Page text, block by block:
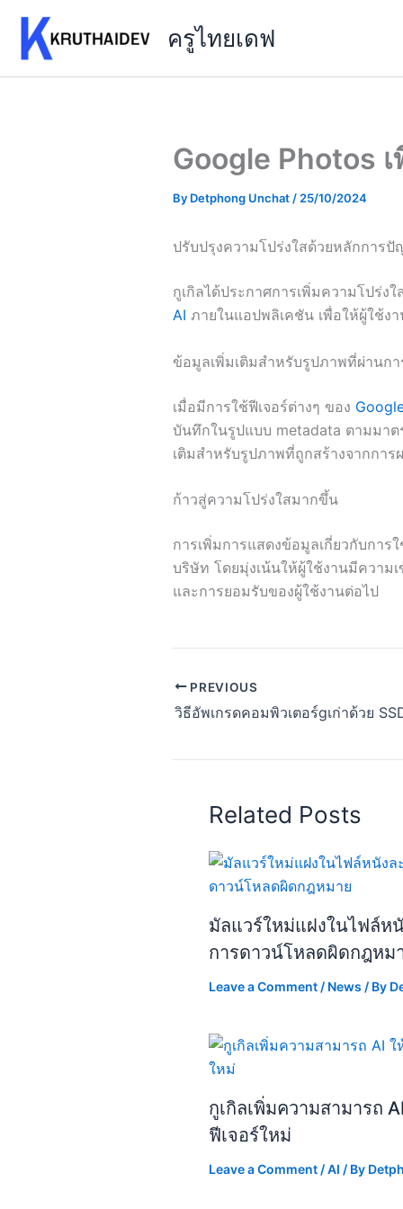
content
ครูไทยเดฟ
Google Photos
By Detphong Unchat / 25/10/2024
ปรับปรุงความโปร่งใสด้วยหลักการ
กูเกิลได้ประกาศการเพิ่มความโปร่ง
AI ภายในแอปพลิเคชัน เพื่อให้ผู้ใช้ง
ข้อมูลเพิ่มเติมสำหรับรูปภาพที่ผ่านก
เมื่อมีการใช้ฟีเจอร์ต่างๆ ของ
บันทึกในรูปแบบ metadata ตามมาต
เติมสำหรับรูปภาพที่ถูกสร้างจากกา
ก้าวสู่ความโปร่งใสมากขึ้น
การเพิ่มการแสดงข้อมูลเกี่ยวกับกา
บริษัท โดยมุ่งเน้นให้ผู้ใช้งานมีความ
และการยอมรับของผู้ใช้งานต่อไป
PREVIOUS
Related Posts
มัลแวร์ใหม่แฝงในไฟล์ห
การดาวน์โหลดผิดกฎหม
Leave a Comment / News / By
กูเกิลเพิ่มความสามารถ
ฟีเจอร์ใหม่
Leave a Comment /AI / By